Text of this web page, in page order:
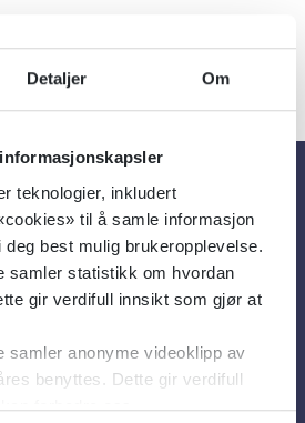
Detaljer Om
teknologier, inkludert
til å samle informasjon
best mulig brukeropplevelse.
samler statistikk om hvordan
gir verdifull innsikt som gjør at
samler anonyme videoklipp av
benyttes. Dette gir verdifull
forbedre oss.